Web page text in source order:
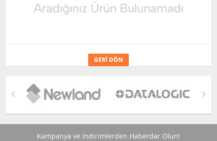
GERI DÖN
Kampanya ve İndirimlerden Haberdar Olun!